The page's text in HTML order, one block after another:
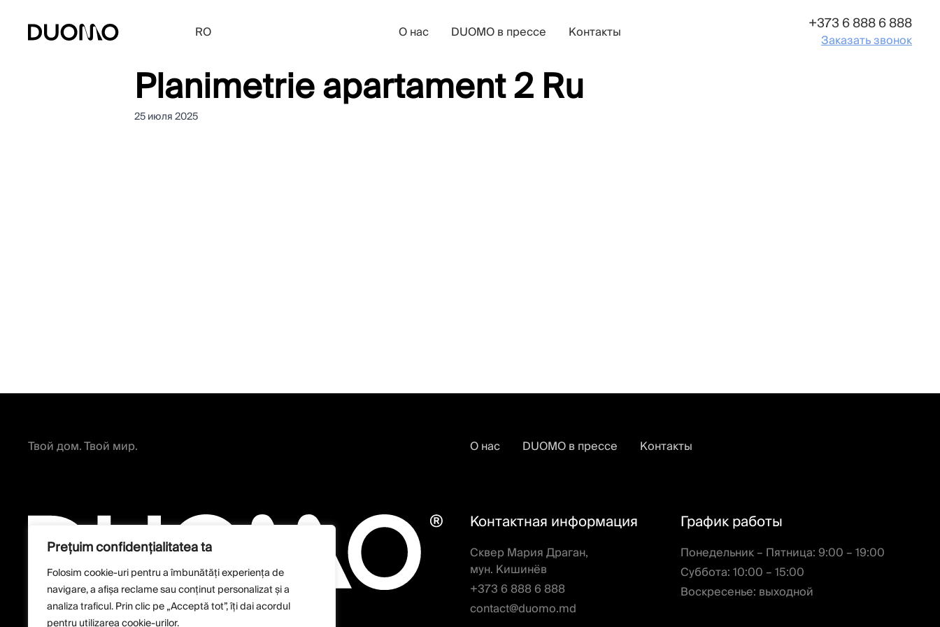
Prețuim confidențialitatea ta
Folosim cookie-uri pentru a îmbunătăți experiența de
navigare, a afișa reclame sau conținut personalizat și a
analiza traficul. Prin clic pe „Acceptă tot”, îți dai acordul
pentru utilizarea cookie-urilor.
RO О нас DUOMO в прессе Контакты +373 6 888 6 888
Заказать звонок
Planimetrie apartament 2 Ru
25 июля 2025
Твой дом. Твой мир. О нас DUOMO в прессе Контакты
Контактная информация
Сквер Мария Драган,
мун. Кишинёв
+373 6 888 6 888
contact@duomo.md
График работы
Понедельник – Пятница: 9:00 – 19:00
Суббота: 10:00 – 15:00
Воскресенье: выходной